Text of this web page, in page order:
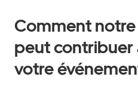
Comment
peut contribuer
votre